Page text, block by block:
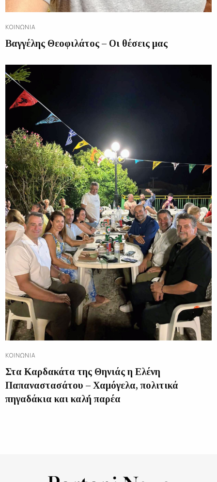
ΚΟΙΝΩΝΊΑ
Βαγγέλης Θεοφιλάτος – Οι θέσεις μας
ΚΟΙΝΩΝΊΑ
Στα Καρδακάτα της Θηνιάς η Ελένη
Παπαναστασάτου – Χαμόγελα, πολιτικά
πηγαδάκια και καλή παρέα